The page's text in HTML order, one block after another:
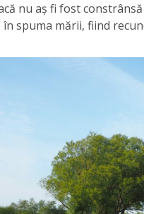
nu aș fi fost
spuma mării, fiind